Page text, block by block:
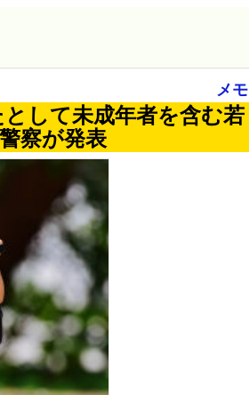
メモ
して未成年者を含む若
察が発表